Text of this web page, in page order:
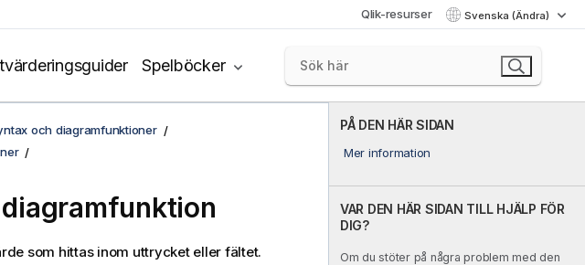
Qlik-resurser Svenska (Ändra)
Spelböcker
PÅ DEN HÄR SIDAN
Mer information
VAR DEN HÄR SIDAN TILL HJÄLP FÖR
DIG?
Om du stöter på några problem med den
och diagramfunktioner
som hittas inom uttrycket eller fältet.